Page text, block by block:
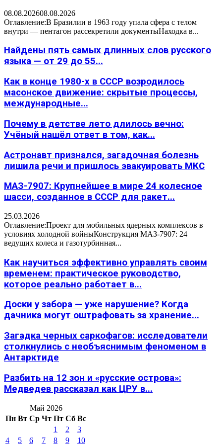
08.08.202608.08.2026
Оглавление:В Бразилии в 1963 году упала сфера с телом
внутри — пентагон рассекретили документыНаходка в...
Найдены пять самых длинных слов русского
языка — от 29 до 55...
Как в конце 1980-х в СССР возродилось
масонское движение: скрытые процессы,
международные...
Почему в детстве лето длилось вечно:
Учёный нашёл ответ в том, как...
Астронавт признался, загадочная болезнь
лишила речи и пришлось эвакуировать МКС
МАЗ-7907: Крупнейшее в мире 24 колесное
шасси, созданное в СССР для ракет...
25.03.2026
Оглавление:Проект для мобильных ядерных комплексов в
условиях холодной войныКонструкция МАЗ-7907: 24
ведущих колеса и газотурбинная...
Как научиться эффективно управлять своим
временем: практическое руководство,
которое реально работает в...
Доски у забора — уже нарушение? Когда
дачника могут оштрафовать за хранение...
Загадка черных саркофагов: исследователи
столкнулись с необъяснимым феноменом в
Антарктиде
Разбить на 12 зон и «русские острова»:
Медведев рассказал как ЦРУ в...
Май 2026
Пн Вт Ср Чт Пт Сб Вс
1
2
3
4
5 6 7 8 9
10